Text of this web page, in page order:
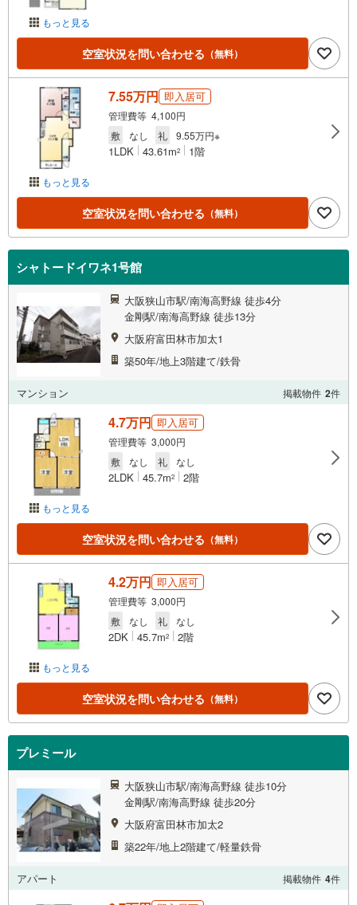
もっと見る
空室状況を問い合わせる （無料）
もっと見る
7.55万円 即入居可
管理費等 4,100円
敷
なし 礼 9.55万円※
1LDK 43.61m2 1階
空室状況を問い合わせる （無料）
シャトードイワネ1号館
大阪狭山市駅/南海高野線 徒歩4分
金剛駅/南海高野線 徒歩13分
大阪府富田林市加太1
築50年/地上3階建て/鉄骨
マンション 掲載物件 2件
もっと見る
4.7万円 即入居可
管理費等 3,000円
敷
なし 礼 なし
2LDK 45.7m2 2階
空室状況を問い合わせる （無料）
もっと見る
4.2万円 即入居可
管理費等 3,000円
敷
なし 礼 なし
2DK 45.7m2 2階
空室状況を問い合わせる （無料）
プレミール
大阪狭山市駅/南海高野線 徒歩10分
金剛駅/南海高野線 徒歩20分
大阪府富田林市加太2
築22年/地上2階建て/軽量鉄骨
アパート 掲載物件 4件